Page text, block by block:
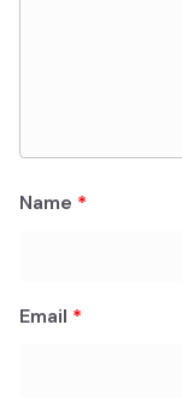
Name *
Email *